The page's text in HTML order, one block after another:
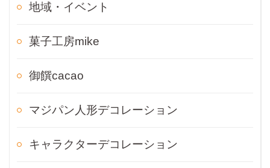
地域・イベント
菓子工房mike
御饌cacao
マジパン人形デコレーション
キャラクターデコレーション